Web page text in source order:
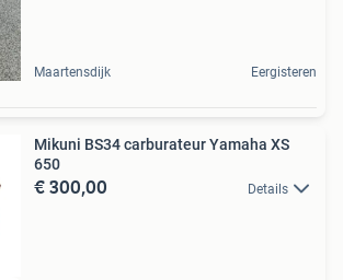
Maartensdijk Eergisteren
Mikuni BS34 carburateur Yamaha XS
650
€ 300,00 Details